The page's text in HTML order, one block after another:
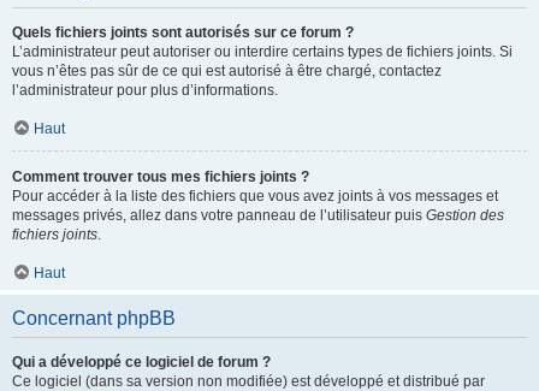
Quels fichiers joints sont autorisés sur ce forum ?
L’administrateur peut autoriser ou interdire certains types de fichiers joints. Si
vous n’êtes pas sûr de ce qui est autorisé à être chargé, contactez
l’administrateur pour plus d’informations.
Haut
Comment trouver tous mes fichiers joints ?
Pour accéder à la liste des fichiers que vous avez joints à vos messages et
messages privés, allez dans votre panneau de l’utilisateur puis Gestion des
fichiers joints.
Haut
Concernant phpBB
Qui a développé ce logiciel de forum ?
Ce logiciel (dans sa version non modifiée) est développé et distribué par